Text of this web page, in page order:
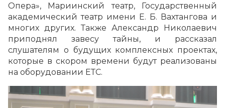
Опера», Мариинский театр, Государственный
академический театр имени Е. Б. Вахтангова и
многих других. Также Александр Николаевич
приподнял завесу тайны, и рассказал
слушателям о будущих комплексных проектах,
которые в скором времени будут реализованы
на оборудовании EТС.